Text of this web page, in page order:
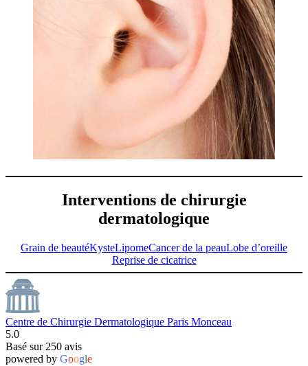
Interventions de chirurgie
dermatologique
Grain de beautéKysteLipomeCancer de la peauLobe d’oreille
Reprise de cicatrice
Centre de Chirurgie Dermatologique Paris Monceau
5.0
Basé sur 250 avis
powered by Google